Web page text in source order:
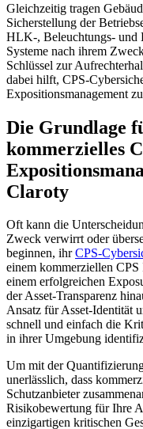
Gleichzeitig tragen
Sicherstellung der
HLK-, Beleuchtungs- und
Systeme nach ihrem
Schlüssel zur
dabei hilft, CPS-
Expositionsmanagement
Die Grundlage
kommerzielles
Claroty
Oft kann die
Zweck verwirrt oder
beginnen, ihrCPS-
einem kommerziellen
einem erfolgreichen
der Asset-Transparenz
Ansatz für Asset-Identität
schnell und einfach die
in ihrer Umgebung
Um mit der
unerlässlich, dass
Schutzanbieter
Risikobewertung für Ihre
einzigartigen kritischen